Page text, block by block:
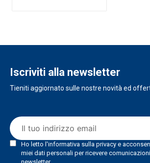
Iscriviti alla newsletter
Tieniti aggiornato sulle nostre novità ed